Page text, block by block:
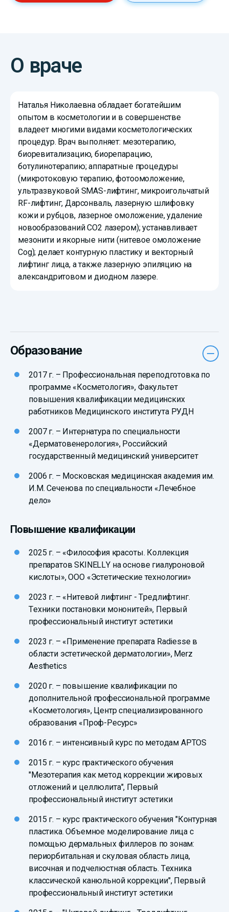
О враче
Наталья Николаевна обладает богатейшим
опытом в косметологии и в совершенстве
владеет многими видами косметологических
процедур. Врач выполняет: мезотерапию,
биоревитализацию, биорепарацию,
ботулинотерапию; аппаратные процедуры
(микротоковую терапию, фотоомоложение,
ультразвуковой SMAS-лифтинг, микроигольчатый
RF-лифтинг, Дарсонваль, лазерную шлифовку
кожи и рубцов, лазерное омоложение, удаление
новообразований СО2 лазером); устанавливает
мезонити и якорные нити (нитевое омоложение
Cog); делает контурную пластику и векторный
лифтинг лица, а также лазерную эпиляцию на
александритовом и диодном лазере.
Образование
2017 г. – Профессиональная переподготовка по
программе «Косметология», Факультет
повышения квалификации медицинских
работников Медицинского института РУДН
2007 г. – Интернатура по специальности
«Дерматовенерология», Российский
государственный медицинский университет
2006 г. – Московская медицинская академия им.
И.М. Сеченова по специальности «Лечебное
дело»
Повышение квалификации
2025 г. – «Философия красоты. Коллекция
препаратов SKINELLY на основе гиалуроновой
кислоты», ООО «Эстетические технологии»
2023 г. – «Нитевой лифтинг - Тредлифтинг.
Техники постановки мононитей», Первый
профессиональный институт эстетики
2023 г. – «Применение препарата Radiesse в
области эстетической дерматологии», Merz
Aesthetics
2020 г. – повышение квалификации по
дополнительной профессиональной программе
«Косметология», Центр специализированного
образования «Проф-Ресурс»
2016 г. – интенсивный курс по методам APTOS
2015 г. – курс практического обучения
"Мезотерапия как метод коррекции жировых
отложений и целлюлита", Первый
профессиональный институт эстетики
2015 г. – курс практического обучения "Контурная
пластика. Объемное моделирование лица с
помощью дермальных филлеров по зонам:
периорбитальная и скуловая область лица,
височная и подчелюстная область. Техника
классической канюльной коррекции", Первый
профессиональный институт эстетики